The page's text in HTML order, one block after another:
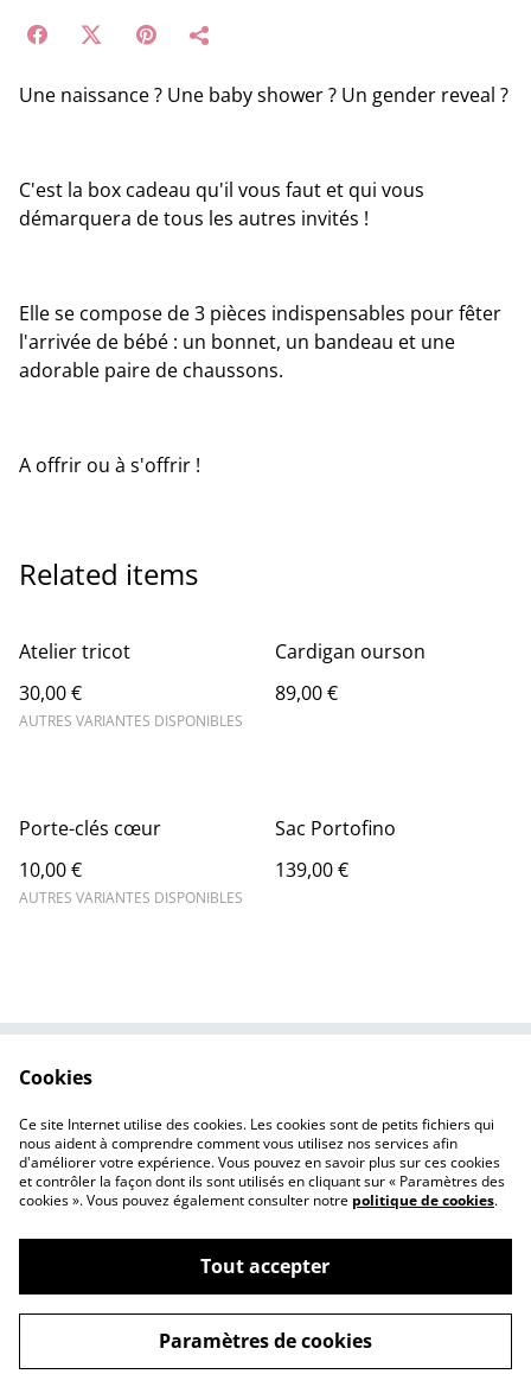
Une naissance ? Une baby shower ? Un gender reveal ?
C'est la box cadeau qu'il vous faut et qui vous
démarquera de tous les autres invités !
Elle se compose de 3 pièces indispensables pour fêter
l'arrivée de bébé : un bonnet, un bandeau et une
adorable paire de chaussons.
A offrir ou à s'offrir !
Related items
Atelier tricot
30,00 €
AUTRES VARIANTES DISPONIBLES
Cardigan ourson
89,00 €
Porte-clés cœur
10,00 €
AUTRES VARIANTES DISPONIBLES
Sac Portofino
139,00 €
Politique de
confidentialité
Politique de cookies
©2026CHIC EN MAILLES
powered by
Cookies
Ce site Internet utilise des cookies. Les cookies sont de petits fichiers qui
nous aident à comprendre comment vous utilisez nos services afin
d'améliorer votre expérience. Vous pouvez en savoir plus sur ces cookies
et contrôler la façon dont ils sont utilisés en cliquant sur « Paramètres des
cookies ». Vous pouvez également consulter notre politique de cookies.
Tout accepter
Paramètres de cookies